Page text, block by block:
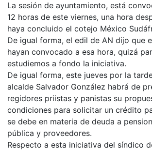
La sesión de ayuntamiento, está
12 horas de este viernes, una hora
haya concluido el cotejo México
De igual forma, el edil de AN dijo que
hayan convocado a esa hora, quizá
estudiemos a fondo la iniciativa.
De igual forma, este jueves por la
alcalde Salvador González habrá de
regidores priistas y panistas su
condiciones para solicitar un crédito
se debe en materia de deuda a
pública y proveedores.
Respecto a esta iniciativa del síndico